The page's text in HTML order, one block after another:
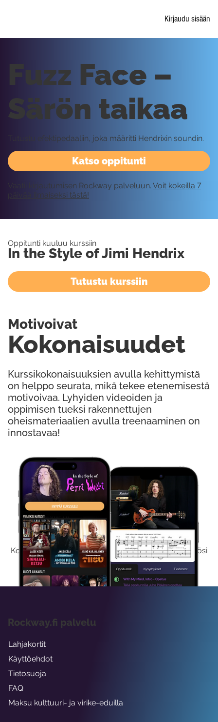
Kirjaudu sisään
Kokeile Ilmaiseksi
Kokeilemalla ilmaiseksi saat koko sisältömme käyttöösi
viikon ajaksi.
Katso oppitunti
Fuzz Face –
Särön taikaa
Tutustu efektipedaaliin, joka määritti Hendrixin soundin.
Vaatii kirjautumisen Rockway palveluun. Voit kokeilla 7
päivää ilmaiseksi tästä!
Oppitunti kuuluu kurssiin
In the Style of Jimi Hendrix
Tutustu kurssiin
Kurssikokonaisuuksien avulla kehittymistä
on helppo seurata, mikä tekee etenemisestä
motivoivaa. Lyhyiden videoiden ja
oppimisen tueksi rakennettujen
oheismateriaalien avulla treenaaminen on
innostavaa!
Kokonaisuudet
Motivoivat
Rockway.fi palvelu
Lahjakortit
Käyttöehdot
Tietosuoja
FAQ
Maksu kulttuuri- ja virike-eduilla